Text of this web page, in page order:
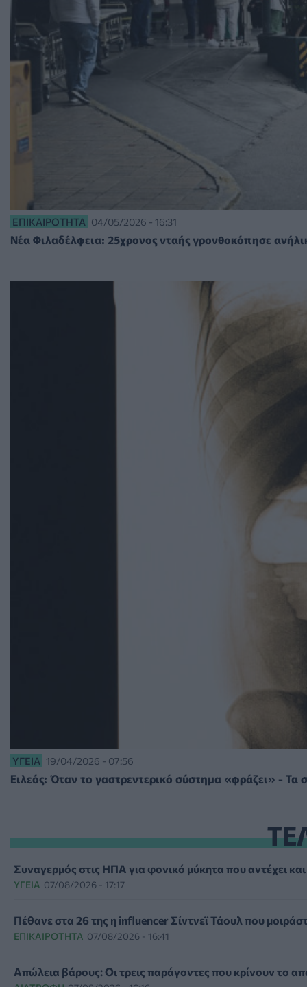
ΕΠΙΚΑΙΡΌΤΗΤΑ 04/05/2026 - 16:31
Νέα Φιλαδέλφεια: 25χρονος νταής γρονθοκόπησε
ΥΓΕΊΑ 19/04/2026 - 07:56
Ειλεός: Όταν το γαστρεντερικό σύστημα «φράζει» -
Συναγερμός στις ΗΠΑ για φονικό μύκητα που αντέχει
ΥΓΕΊΑ 07/08/2026 - 17:17
Πέθανε στα 26 της η influencer Σίντνεϊ Τάουλ που
ΕΠΙΚΑΙΡΌΤΗΤΑ 07/08/2026 - 16:41
Απώλεια βάρους: Οι τρεις παράγοντες που κρίνουν το